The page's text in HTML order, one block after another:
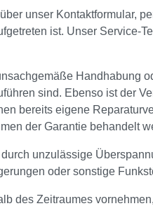
unser Kontaktformular,
ist. Unser
Handhabung
sind. Ebenso ist der
bereits eigene
der Garantie behandelt
unzulässige
oder sonstige
des Zeitraumes